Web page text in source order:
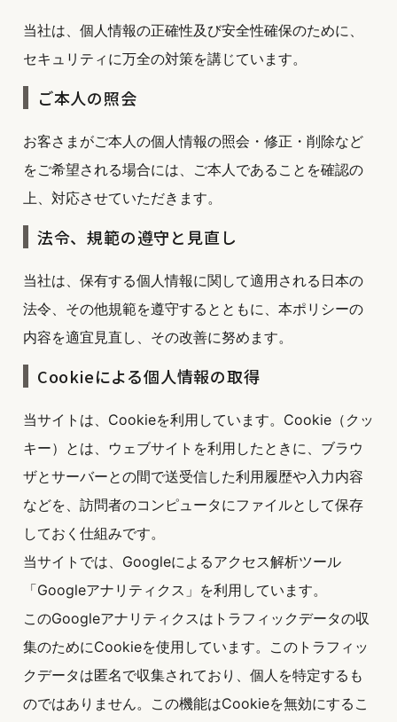
当社は、個人情報の正確性及び安全性確保のために、
セキュリティに万全の対策を講じています。
ご本人の照会
お客さまがご本人の個人情報の照会・修正・削除など
をご希望される場合には、ご本人であることを確認の
上、対応させていただきます。
法令、規範の遵守と見直し
当社は、保有する個人情報に関して適用される日本の
法令、その他規範を遵守するとともに、本ポリシーの
内容を適宜見直し、その改善に努めます。
Cookieによる個人情報の取得
当サイトは、Cookieを利用しています。Cookie（クッ
キー）とは、ウェブサイトを利用したときに、ブラウ
ザとサーバーとの間で送受信した利用履歴や入力内容
などを、訪問者のコンピュータにファイルとして保存
しておく仕組みです。
当サイトでは、Googleによるアクセス解析ツール
「Googleアナリティクス」を利用しています。
このGoogleアナリティクスはトラフィックデータの収
集のためにCookieを使用しています。このトラフィッ
クデータは匿名で収集されており、個人を特定するも
のではありません。この機能はCookieを無効にするこ